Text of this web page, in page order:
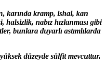
karında kramp, ishal, kan
halsizlik, nabız hızlanması gibi
bunlara duyarlı astımlılarda
düzeyde sülfit mevcuttur.